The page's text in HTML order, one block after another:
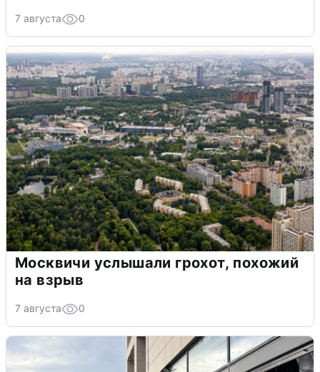
7 августа 0
Москвичи услышали грохот, похожий
на взрыв
7 августа 0